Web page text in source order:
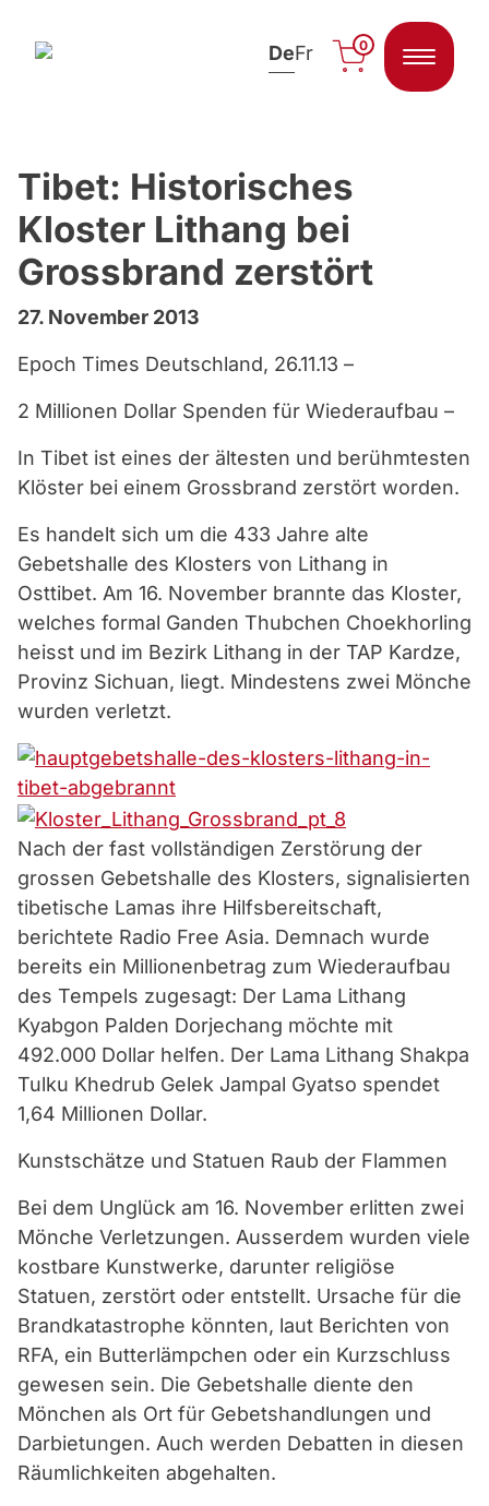
DeFr 0
Tibet: Historisches
Kloster Lithang bei
Grossbrand zerstört
27. November 2013
Epoch Times Deutschland, 26.11.13 –
2 Millionen Dollar Spenden für Wiederaufbau –
In Tibet ist eines der ältesten und berühmtesten
Klöster bei einem Grossbrand zerstört worden.
Es handelt sich um die 433 Jahre alte
Gebetshalle des Klosters von Lithang in
Osttibet. Am 16. November brannte das Kloster,
welches formal Ganden Thubchen Choekhorling
heisst und im Bezirk Lithang in der TAP Kardze,
Provinz Sichuan, liegt. Mindestens zwei Mönche
wurden verletzt.
Nach der fast vollständigen Zerstörung der
grossen Gebetshalle des Klosters, signalisierten
tibetische Lamas ihre Hilfsbereitschaft,
berichtete Radio Free Asia. Demnach wurde
bereits ein Millionenbetrag zum Wiederaufbau
des Tempels zugesagt: Der Lama Lithang
Kyabgon Palden Dorjechang möchte mit
492.000 Dollar helfen. Der Lama Lithang Shakpa
Tulku Khedrub Gelek Jampal Gyatso spendet
1,64 Millionen Dollar.
Kunstschätze und Statuen Raub der Flammen
Bei dem Unglück am 16. November erlitten zwei
Mönche Verletzungen. Ausserdem wurden viele
kostbare Kunstwerke, darunter religiöse
Statuen, zerstört oder entstellt. Ursache für die
Brandkatastrophe könnten, laut Berichten von
RFA, ein Butterlämpchen oder ein Kurzschluss
gewesen sein. Die Gebetshalle diente den
Mönchen als Ort für Gebetshandlungen und
Darbietungen. Auch werden Debatten in diesen
Räumlichkeiten abgehalten.